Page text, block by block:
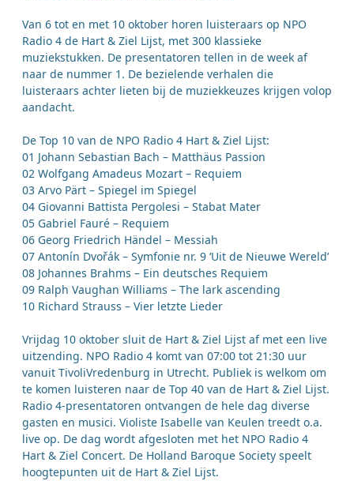
Van 6 tot en met 10 oktober horen luisteraars op NPO
Radio 4 de Hart & Ziel Lijst, met 300 klassieke
muziekstukken. De presentatoren tellen in de week af
naar de nummer 1. De bezielende verhalen die
luisteraars achter lieten bij de muziekkeuzes krijgen volop
aandacht.
De Top 10 van de NPO Radio 4 Hart & Ziel Lijst:
01 Johann Sebastian Bach – Matthäus Passion
02 Wolfgang Amadeus Mozart – Requiem
03 Arvo Pärt – Spiegel im Spiegel
04 Giovanni Battista Pergolesi – Stabat Mater
05 Gabriel Fauré – Requiem
06 Georg Friedrich Händel – Messiah
07 Antonín Dvořák – Symfonie nr. 9 ‘Uit de Nieuwe Wereld’
08 Johannes Brahms – Ein deutsches Requiem
09 Ralph Vaughan Williams – The lark ascending
10 Richard Strauss – Vier letzte Lieder
Vrijdag 10 oktober sluit de Hart & Ziel Lijst af met een live
uitzending. NPO Radio 4 komt van 07:00 tot 21:30 uur
vanuit TivoliVredenburg in Utrecht. Publiek is welkom om
te komen luisteren naar de Top 40 van de Hart & Ziel Lijst.
Radio 4-presentatoren ontvangen de hele dag diverse
gasten en musici. Violiste Isabelle van Keulen treedt o.a.
live op. De dag wordt afgesloten met het NPO Radio 4
Hart & Ziel Concert. De Holland Baroque Society speelt
hoogtepunten uit de Hart & Ziel Lijst.